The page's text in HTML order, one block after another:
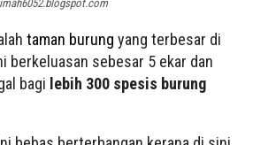
taman burung yang terbesar di
berkeluasan sebesar 5 ekar dan
bagi lebih 300 spesis burung